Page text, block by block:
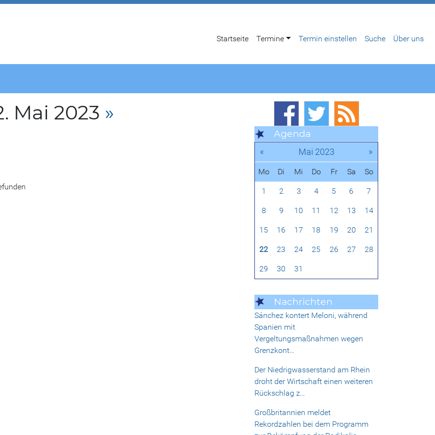
Startseite Termine Termin einstellen Suche Über uns
Mai 2023 »
Agenda
« Mai 2023 »
Mo Di Mi Do Fr Sa So
1 2 3 4 5 6 7
8 9 10 11 12 13 14
15 16 17 18 19 20 21
22 23 24 25 26 27 28
29 30 31
Nachrichten
Sánchez kontert Meloni, während
Spanien mit
Vergeltungsmaßnahmen wegen
Grenzkont…
Der Niedrigwasserstand am Rhein
droht der Wirtschaft einen weiteren
Rückschlag z…
Großbritannien meldet
Rekordzahlen bei dem Programm